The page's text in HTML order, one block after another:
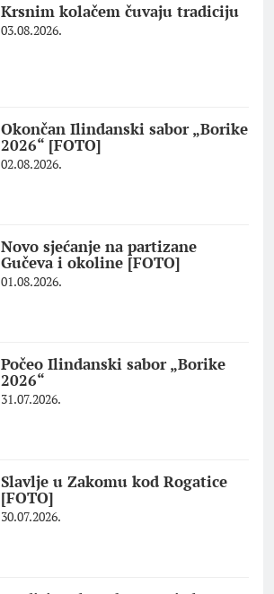
Krsnim kolačem čuvaju tradiciju
03.08.2026.
Okončan Ilindanski sabor „Borike
2026“ [FOTO]
02.08.2026.
Novo sjećanje na partizane
Gučeva i okoline [FOTO]
01.08.2026.
Počeo Ilindanski sabor „Borike
2026“
31.07.2026.
Slavlje u Zakomu kod Rogatice
[FOTO]
30.07.2026.